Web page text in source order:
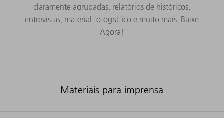
claramente agrupadas, relatórios de históricos,
entrevistas, material fotográfico e muito mais. Baixe
Agora!
Materiais para imprensa